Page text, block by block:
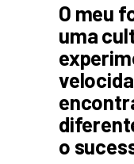
O meu
uma
o